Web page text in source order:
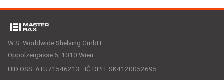
W.S. Worldwide Shelving GmbH
Oppolzergasse 6, 1010 Wien
UID OSS: ATU71546213 · IČ DPH: SK4120052695